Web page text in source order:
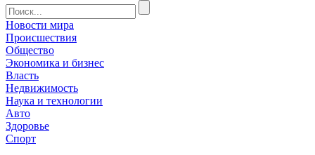
Новости мира
Происшествия
Общество
Экономика и бизнес
Власть
Недвижимость
Наука и технологии
Авто
Здоровье
Спорт